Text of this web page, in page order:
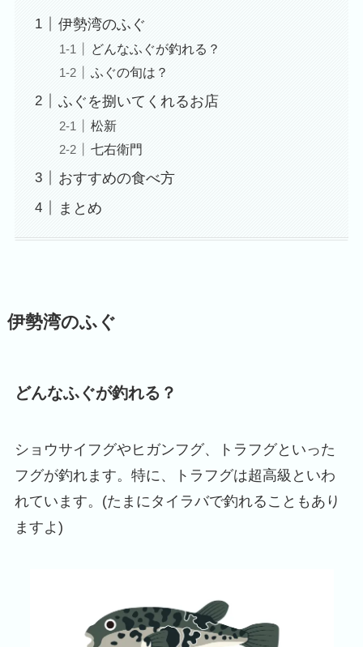
伊勢湾のふぐ
どんなふぐが釣れる？
ふぐの旬は？
ふぐを捌いてくれるお店
松新
七右衛門
おすすめの食べ方
まとめ
伊勢湾のふぐ
どんなふぐが釣れる？
ショウサイフグやヒガンフグ、トラフグといった
フグが釣れます。特に、トラフグは超高級といわ
れています。(たまにタイラバで釣れることもあり
ますよ)